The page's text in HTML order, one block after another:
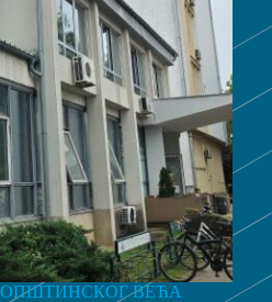
ОПШТИНСКОГ ВЕЋА